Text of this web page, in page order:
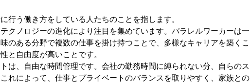
行う働き方をしている人たちのことを指します。
クノロジーの進化により注目を集めています。パラレルワーカーは一
のある分野で複数の仕事を掛け持つことで、多様なキャリアを築くこ
と自由度が高いことです。
は、自由な時間管理です。会社の勤務時間に縛られない分、自らのス
れによって、仕事とプライベートのバランスを取りやすく、家族との